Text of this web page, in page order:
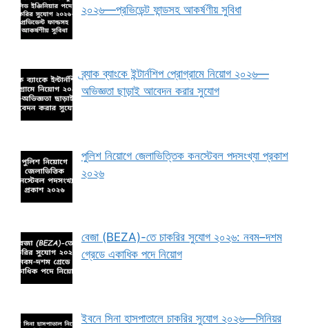
২০২৬—প্রভিডেন্ট ফান্ডসহ আকর্ষণীয় সুবিধা
ব্র্যাক ব্যাংকে ইন্টার্নশিপ প্রোগ্রামে নিয়োগ ২০২৬—
অভিজ্ঞতা ছাড়াই আবেদন করার সুযোগ
পুলিশ নিয়োগে জেলাভিত্তিক কনস্টেবল পদসংখ্যা প্রকাশ
২০২৬
বেজা (BEZA)-তে চাকরির সুযোগ ২০২৬: নবম–দশম
গ্রেডে একাধিক পদে নিয়োগ
ইবনে সিনা হাসপাতালে চাকরির সুযোগ ২০২৬—সিনিয়র